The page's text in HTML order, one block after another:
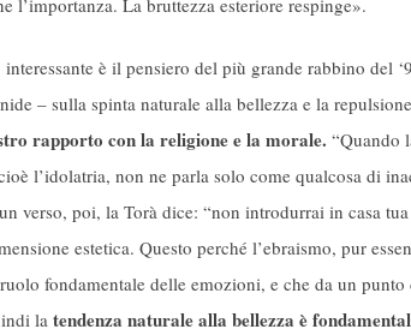
è il pensiero del più grande rabbino del
– sulla spinta naturale alla bellezza e la
rapporto con la religione e la morale. “Quando
l’idolatria, non ne parla solo come qualcosa di
verso, poi, la Torà dice: “non introdurrai in casa
estetica. Questo perché l’ebraismo, pur
fondamentale delle emozioni, e che da un
latendenza naturale alla bellezza è